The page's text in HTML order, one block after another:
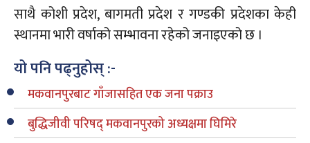
साथै कोशी प्रदेश, बागमती प्रदेश र गण्डकी प्रदेशका केही
स्थानमा भारी वर्षाको सम्भावना रहेको जनाइएको छ ।
यो पनि पढ्नुहोस् :-
मकवानपुरबाट गाँजासहित एक जना पक्राउ
बुद्धिजीवी परिषद् मकवानपुरको अध्यक्षमा घिमिरे